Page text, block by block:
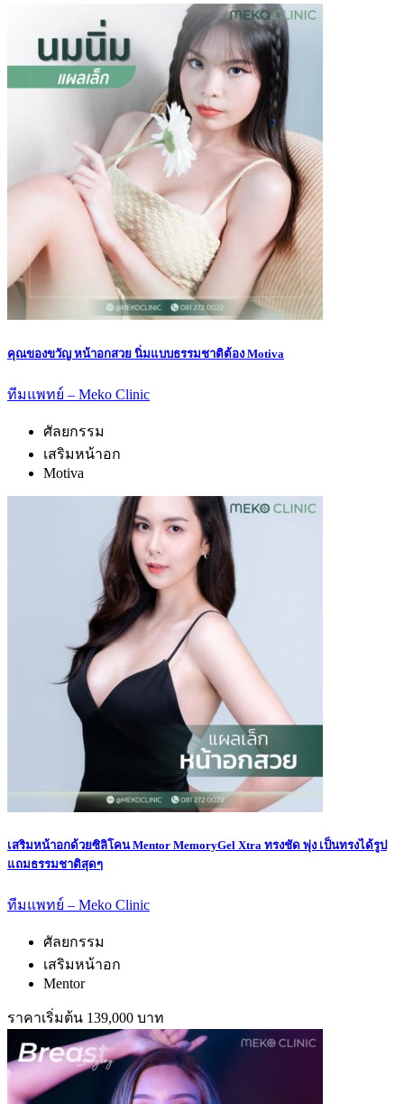
คุณของขวัญ หน้าอกสวย นิ่มแบบธรรมชาติต้อง Motiva
ทีมแพทย์ – Meko Clinic
ศัลยกรรม
เสริมหน้าอก
Motiva
เสริมหน้าอกด้วยซิลิโคน Mentor MemoryGel Xtra ทรงชัด พุ่ง เป็นทรงได้รูป
แถมธรรมชาติสุดๆ
ทีมแพทย์ – Meko Clinic
ศัลยกรรม
เสริมหน้าอก
Mentor
ราคาเริ่มต้น 139,000 บาท